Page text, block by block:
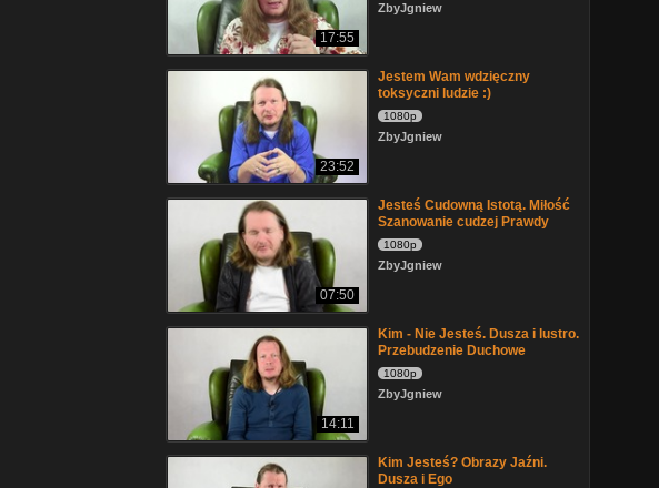
17:55
ZbyJgniew
23:52
Jestem Wam wdzięczny
toksyczni ludzie :)
1080p
ZbyJgniew
07:50
Jesteś Cudowną Istotą. Miłość
Szanowanie cudzej Prawdy
1080p
ZbyJgniew
14:11
Kim - Nie Jesteś. Dusza i lustro.
Przebudzenie Duchowe
1080p
ZbyJgniew
Kim Jesteś? Obrazy Jaźni.
Dusza i Ego